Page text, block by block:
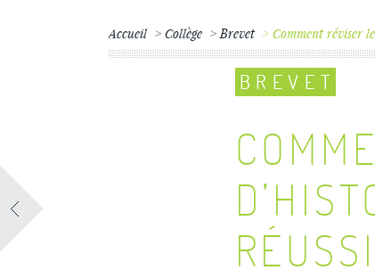
Accueil Collège Brevet Comment réviser
BREVET